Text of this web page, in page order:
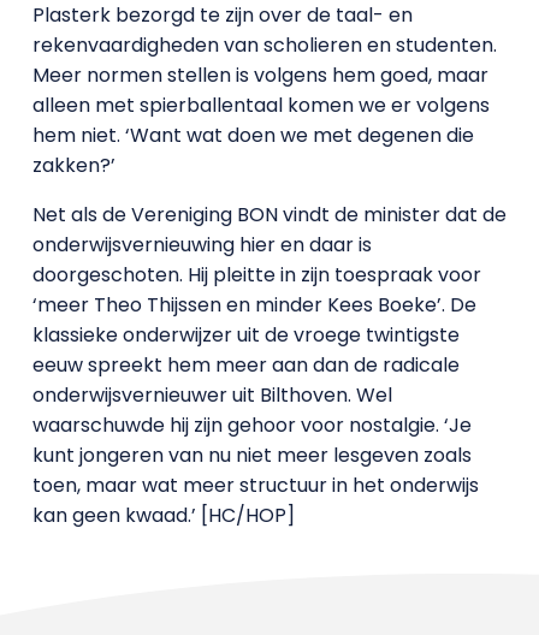
Plasterk bezorgd te zijn over de taal- en
rekenvaardigheden van scholieren en studenten.
Meer normen stellen is volgens hem goed, maar
alleen met spierballentaal komen we er volgens
hem niet. ‘Want wat doen we met degenen die
zakken?’
Net als de Vereniging BON vindt de minister dat de
onderwijsvernieuwing hier en daar is
doorgeschoten. Hij pleitte in zijn toespraak voor
‘meer Theo Thijssen en minder Kees Boeke’. De
klassieke onderwijzer uit de vroege twintigste
eeuw spreekt hem meer aan dan de radicale
onderwijsvernieuwer uit Bilthoven. Wel
waarschuwde hij zijn gehoor voor nostalgie. ‘Je
kunt jongeren van nu niet meer lesgeven zoals
toen, maar wat meer structuur in het onderwijs
kan geen kwaad.’ [HC/HOP]